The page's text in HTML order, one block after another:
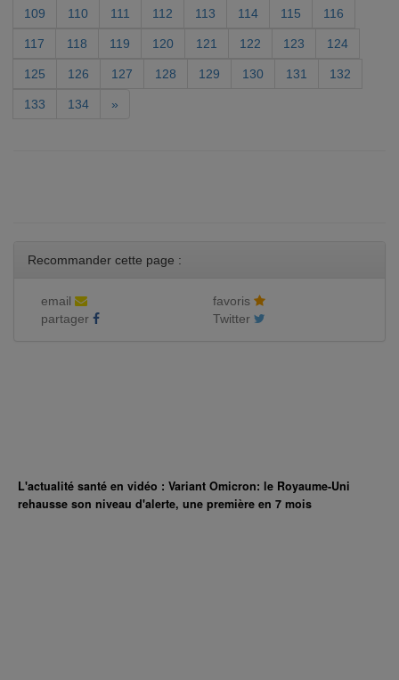
109 110 111 112 113 114 115 116
117 118 119 120 121 122 123 124
125 126 127 128 129 130 131 132
133 134 »
Recommander cette page :
email
favoris
partager
Twitter
L'actualité santé en vidéo : Variant Omicron: le Royaume-Uni
rehausse son niveau d'alerte, une première en 7 mois